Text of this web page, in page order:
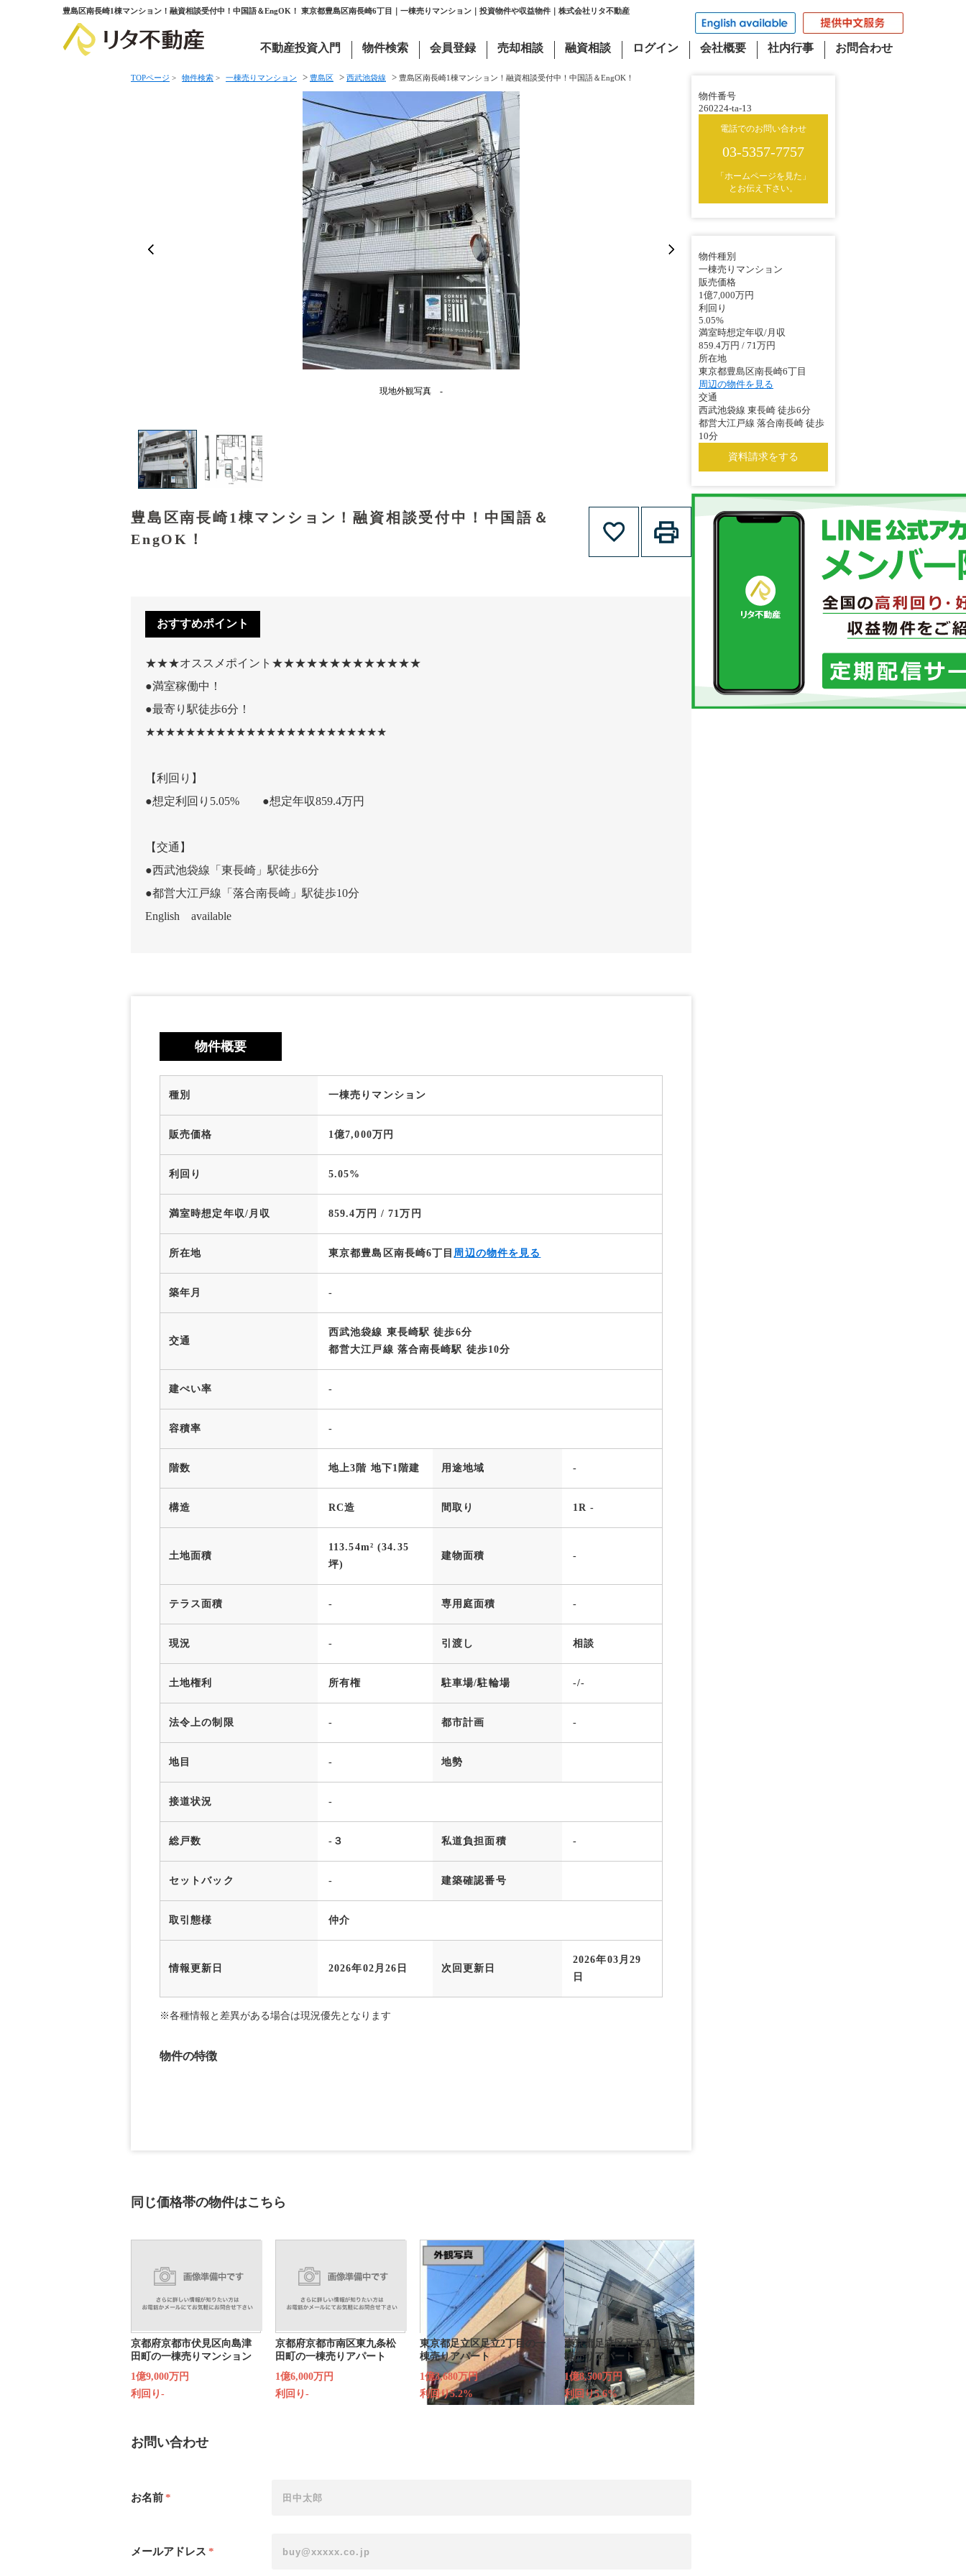
豊島区南長崎1棟マンション！融資相談受付中！中国語＆EngOK！ 東京都豊島区南長崎6丁目｜一棟売りマンション｜投資物件や収益物件｜株式会社リタ不動産
不動産投資入門 物件検索 会員登録 売却相談 融資相談 ログイン 会社概要 社内行事 お問合わせ
TOPページ > 物件検索 > 一棟売りマンション > 豊島区 > 西武池袋線 > 豊島区南長崎1棟マンション！融資相談受付中！中国語＆EngOK！
現地外観写真 -
豊島区南長崎1棟マンション！融資相談受付中！中国語＆
EngOK！
おすすめポイント
★★★オススメポイント★★★★★★★★★★★★★
●満室稼働中！
●最寄り駅徒歩6分！
★★★★★★★★★★★★★★★★★★★★★★★★
【利回り】
●想定利回り5.05% ●想定年収859.4万円
【交通】
●西武池袋線「東長崎」駅徒歩6分
●都営大江戸線「落合南長崎」駅徒歩10分
English available
物件概要
種別 一棟売りマンション
販売価格 1億7,000万円
利回り 5.05%
満室時想定年収/月収 859.4万円 / 71万円
所在地 東京都豊島区南長崎6丁目 周辺の物件を見る
築年月 -
交通
西武池袋線 東長崎駅 徒歩6分
都営大江戸線 落合南長崎駅 徒歩10分
建ぺい率 -
容積率 -
階数 地上3階 地下1階建 用途地域 -
構造 RC造 間取り 1R -
土地面積
113.54m² (34.35
坪)
建物面積 -
テラス面積 - 専用庭面積 -
現況 - 引渡し 相談
土地権利 所有権 駐車場/駐輪場 -/-
法令上の制限 - 都市計画 -
地目 - 地勢
接道状況 -
総戸数 -３ 私道負担面積 -
セットバック - 建築確認番号
取引態様 仲介
情報更新日 2026年02月26日 次回更新日
2026年03月29
日
※各種情報と差異がある場合は現況優先となります
物件の特徴
同じ価格帯の物件はこちら
京都府京都市伏見区向島津
田町の一棟売りマンション
1億9,000万円
利回り-
京都府京都市南区東九条松
田町の一棟売りアパート
1億6,000万円
利回り-
東京都足立区足立2丁目の一
棟売りアパート
1億3,680万円
利回り5.2%
東京都足立区足立4丁目の一
棟売りアパート
1億8,500万円
利回り5.6%
お問い合わせ
お名前*
メールアドレス *
物件番号
260224-ta-13
電話でのお問い合わせ
03-5357-7757
「ホームページを見た」
とお伝え下さい。
物件種別
一棟売りマンション
販売価格
1億7,000万円
利回り
5.05%
満室時想定年収/月収
859.4万円 / 71万円
所在地
東京都豊島区南長崎6丁目
周辺の物件を見る
交通
西武池袋線 東長崎 徒歩6分
都営大江戸線 落合南長崎 徒歩
10分
資料請求をする